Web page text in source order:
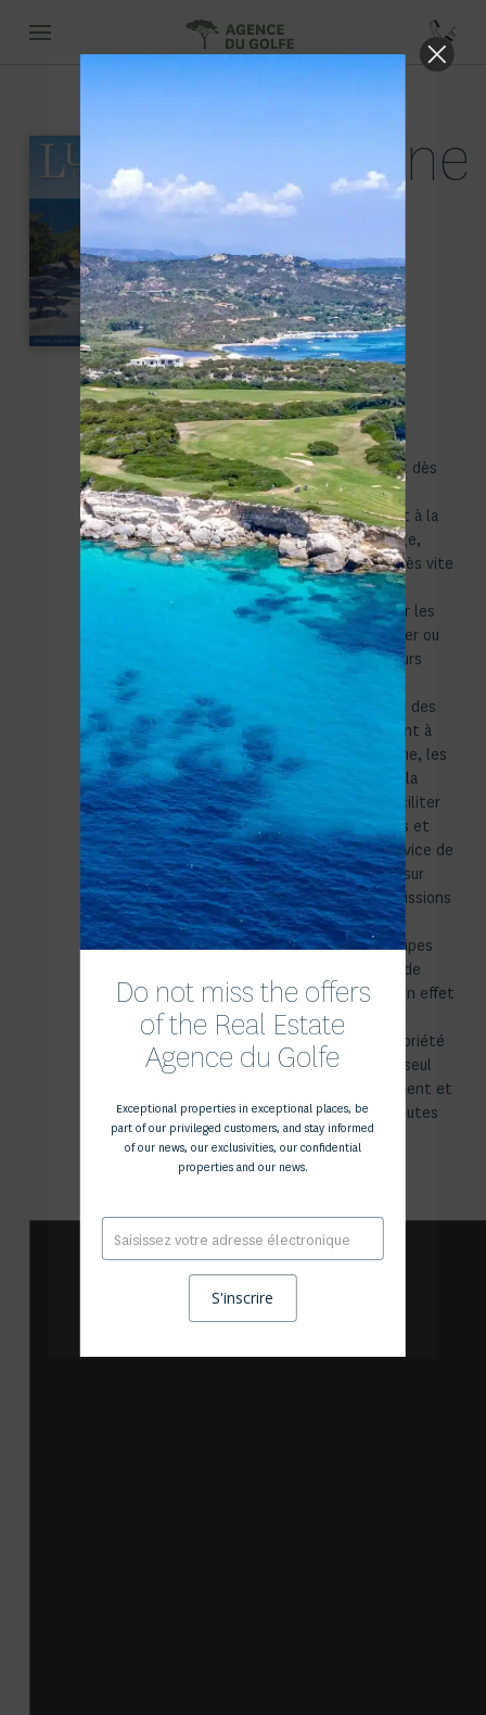
Nº 1
Magazine
Luxury
Estate
2011-
2012
Forte de près de 20 ans
d’expérience, l’Agence
Immobilière du Golfe s’est dès
l’origine exclusivement
consacrée à la location et à la
vente de biens de prestige,
secteur dont elle s’est très vite
imposée comme le leader
incontesté. Accompagner les
familles désireuses de louer ou
d’acquérir la maison de leurs
soigneusement pour elles des
biens répondant fidèlement à
leurs critères de recherche, les
assister loyalement dans la
phase de négociation, faciliter
leurs démarches juridiques et
enfin leur proposer un service de
«Property Management» sur
mesure, telles sont les missions
que remplissent
quotidiennement nos équipes
avec pour seule ambition de
combler leurs attentes. En effet
le respect scrupuleux des
principes d’écoute, de sobriété
et de confidentialité est seul
garant d’un conseil pertinent et
fiable. Bonnes visites à toutes
et à tous !
Do not miss the offers
of the Real Estate
Agence du Golfe
Exceptional properties in exceptional places, be
part of our privileged customers, and stay informed
of our news, our exclusivities, our confidential
properties and our news.
E-
mail
*